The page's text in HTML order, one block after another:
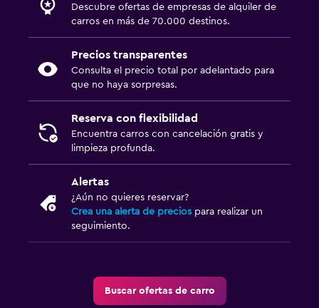
Descubre ofertas de empresas de alquiler de
carros en más de 70.000 destinos.
Precios transparentes
Consulta el precio total por adelantado para
que no haya sorpresas.
Reserva con flexibilidad
Encuentra carros con cancelación gratis y
limpieza profunda.
Alertas
¿Aún no quieres reservar?
Crea una alerta de precios para realizar un
seguimiento.
Buscar ofertas de carro